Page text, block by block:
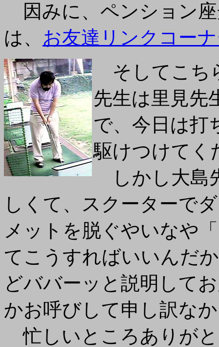
因みに、ペンション
は、 お友達リンクコー
そしてこち
先生は里見先
で、今日は打
駆けつけてく
しかし大島
しくて、スクーターで
メットを脱ぐやいなや
てこうすればいいんだ
どババーッと説明して
かお呼びして申し訳な
忙しいところありが